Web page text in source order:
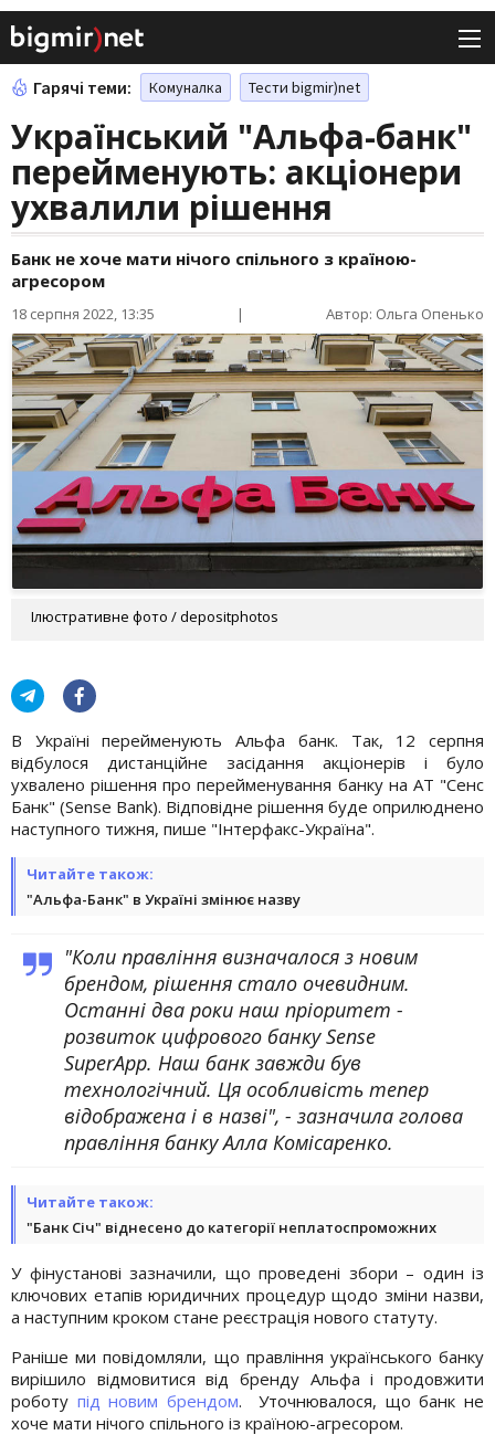
Гарячі теми: Комуналка Тести bigmir)net
Український "Альфа-банк"
перейменують: акціонери
ухвалили рішення
Банк не хоче мати нічого спільного з країною-
агресором
18 серпня 2022, 13:35 | Автор: Ольга Опенько
Ілюстративне фото / depositphotos
В Україні перейменують Альфа банк. Так, 12 серпня
відбулося дистанційне засідання акціонерів і було
ухвалено рішення про перейменування банку на АТ "Сенс
Банк" (Sense Bank). Відповідне рішення буде оприлюднено
наступного тижня, пише "Інтерфакс-Україна".
Читайте також:
"Альфа-Банк" в Україні змінює назву
"Коли правління визначалося з новим
брендом, рішення стало очевидним.
Останні два роки наш пріоритет -
розвиток цифрового банку Sense
SuperApp. Наш банк завжди був
технологічний. Ця особливість тепер
відображена і в назві", - зазначила голова
правління банку Алла Комісаренко.
Читайте також:
"Банк Січ" віднесено до категорії неплатоспроможних
У фінустанові зазначили, що проведені збори – один із
ключових етапів юридичних процедур щодо зміни назви,
а наступним кроком стане реєстрація нового статуту.
Раніше ми повідомляли, що правління українського банку
вирішило відмовитися від бренду Альфа і продовжити
роботу під новим брендом. Уточнювалося, що банк не
хоче мати нічого спільного із країною-агресором.